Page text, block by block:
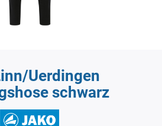
Uerdingen
schwarz